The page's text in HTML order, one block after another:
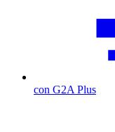
con G2A Plus